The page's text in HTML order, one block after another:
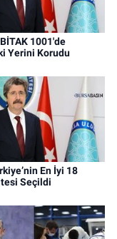
1001'de
Yerini Korudu
En İyi 18
Seçildi